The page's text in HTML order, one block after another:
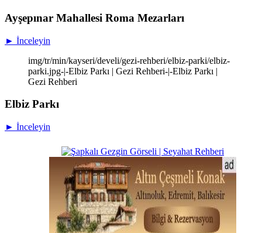
Ayşepınar Mahallesi Roma Mezarları
► İnceleyin
img/tr/min/kayseri/develi/gezi-rehberi/elbiz-parki/elbiz-
parki.jpg-|-Elbiz Parkı | Gezi Rehberi-|-Elbiz Parkı |
Gezi Rehberi
Elbiz Parkı
► İnceleyin